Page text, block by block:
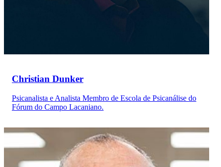
Christian Dunker
Psicanalista e Analista Membro de Escola de Psicanálise do
Fórum do Campo Lacaniano.